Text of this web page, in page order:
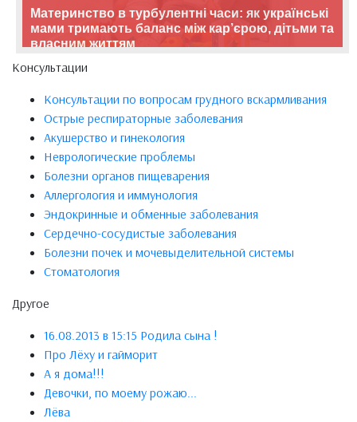
Материнство в турбулентні часи: як українські
мами тримають баланс між кар’єрою, дітьми та
власним життям
Консультации
Консультации по вопросам грудного вскармливания
Острые респираторные заболевания
Акушерство и гинекология
Неврологические проблемы
Болезни органов пищеварения
Аллергология и иммунология
Эндокринные и обменные заболевания
Сердечно-сосудистые заболевания
Болезни почек и мочевыделительной системы
Стоматология
Другое
16.08.2013 в 15:15 Родила сына !
Про Лёху и гайморит
А я дома!!!
Девочки, по моему рожаю...
Лёва